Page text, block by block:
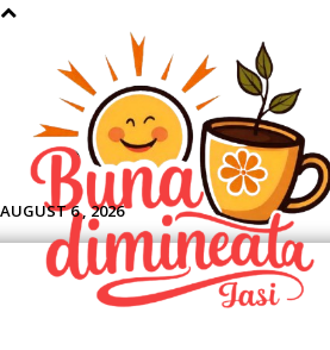
AUGUST 6 , 2026